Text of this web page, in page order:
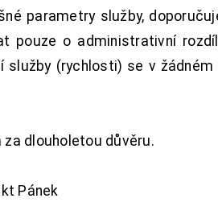
parametry služby,
pouze o administrativní
služby (rychlosti) se v
za dlouholetou důvěru.
Pánek